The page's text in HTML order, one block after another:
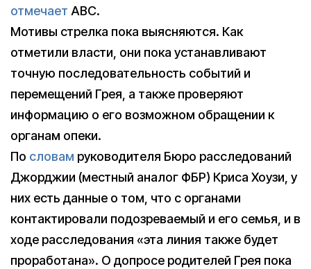
отмечает ABC.
Мотивы стрелка пока выясняются. Как
отметили власти, они пока устанавливают
точную последовательность событий и
перемещений Грея, а также проверяют
информацию о его возможном обращении к
органам опеки.
По словам руководителя Бюро расследований
Джорджии (местный аналог ФБР) Криса Хоузи, у
них есть данные о том, что с органами
контактировали подозреваемый и его семья, и в
ходе расследования «эта линия также будет
проработана». О допросе родителей Грея пока